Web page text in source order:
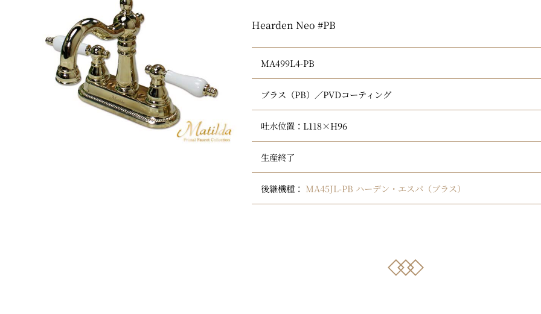
Hearden Neo #PB
MA499L4-PB
ブラス（PB）／PVDコーティング
吐水位置：L118×H96
生産終了
後継機種：MA45JL-PB ハーデン・エスパ（ブラス）